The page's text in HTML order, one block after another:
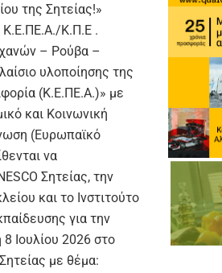
της Σητείας!»
Κ.Ε.ΠΕ.Α./Κ.Π.Ε .
– Ρούβα –
υλοποίησης της
(Κ.Ε.ΠΕ.Α.)» με
και Κοινωνική
(Ευρωπαϊκό
να
Σητείας, την
και το Ινστιτούτο
για την
Ιουλίου 2026 στο
με θέμα: